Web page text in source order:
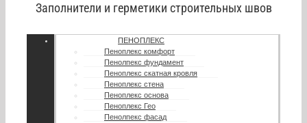
Заполнители и герметики строительных швов
ПЕНОПЛЕКС
Пеноплекс комфорт
Пенолпекс фундамент
Пеноплекс скатная кровля
Пеноплекс стена
Пеноплекс основа
Пеноплекс Гео
Пенолпекс фасад